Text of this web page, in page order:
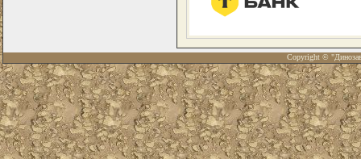
Copyright ©